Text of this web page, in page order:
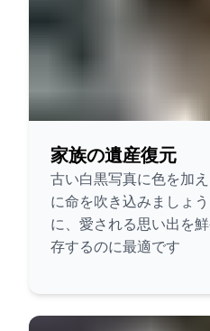
家族の遺産復元
古い白黒写真に色を加
に命を吹き込みましょ
に、愛される思い出を
存するのに最適です